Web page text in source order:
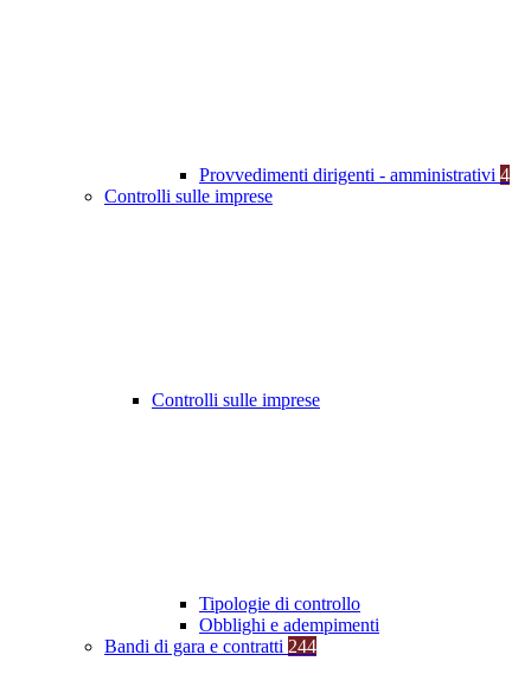
Provvedimenti dirigenti - amministrativi 4
Controlli sulle imprese
Controlli sulle imprese
Tipologie di controllo
Obblighi e adempimenti
Bandi di gara e contratti 244